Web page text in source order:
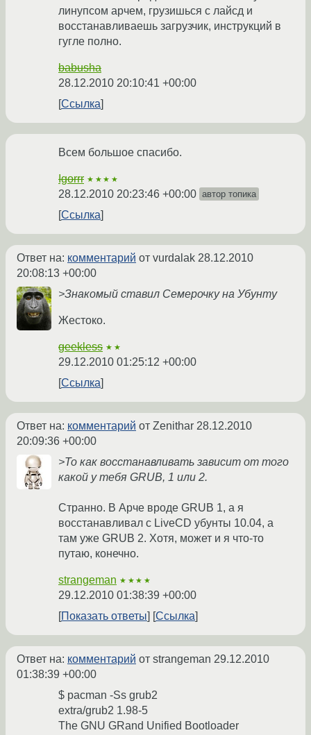
линупсом арчем, грузишься с лайсд и
восстанавливаешь загрузчик, инструкций в
гугле полно.
babusha
28.12.2010 20:10:41 +00:00
Ссылка
Всем большое спасибо.
Igorrr ★★★★
28.12.2010 20:23:46 +00:00 автор топика
Ссылка
Ответ на: комментарий от vurdalak 28.12.2010
20:08:13 +00:00
>Знакомый ставил Семерочку на Убунту
Жестоко.
geekless ★★
29.12.2010 01:25:12 +00:00
Ссылка
Ответ на: комментарий от Zenithar 28.12.2010
20:09:36 +00:00
>То как восстанавливать зависит от того
какой у тебя GRUB, 1 или 2.
Странно. В Арче вроде GRUB 1, а я
восстанавливал с LiveCD убунты 10.04, а
там уже GRUB 2. Хотя, может и я что-то
путаю, конечно.
strangeman ★★★★
29.12.2010 01:38:39 +00:00
Показать ответы
Ссылка
Ответ на: комментарий от strangeman 29.12.2010
01:38:39 +00:00
$ pacman -Ss grub2
extra/grub2 1.98-5
The GNU GRand Unified Bootloader